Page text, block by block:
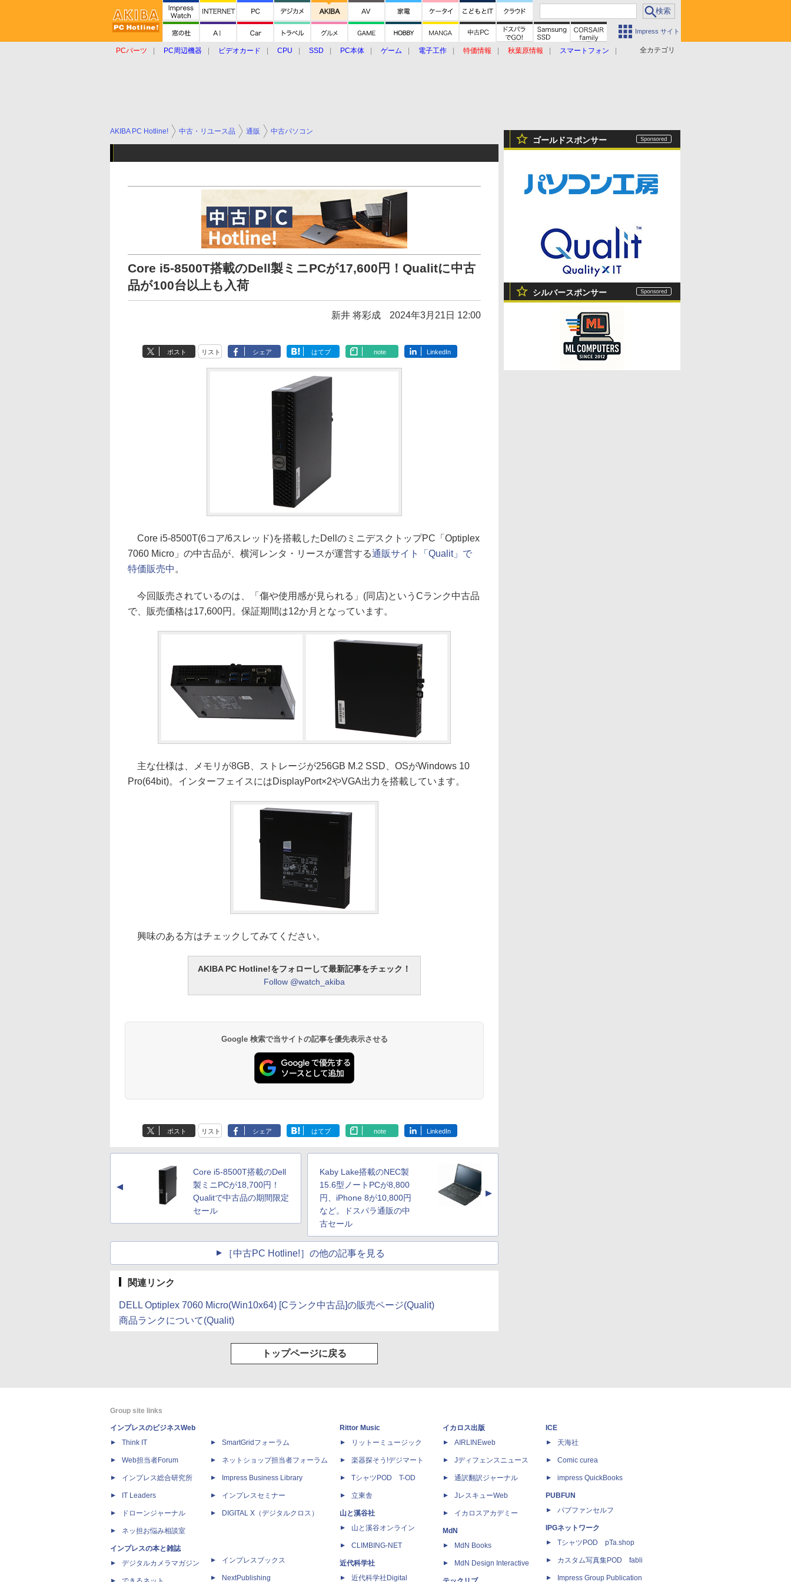
Impress サイト
全カテゴリ
PCパーツ PC周辺機器 ビデオカード CPU SSD PC本体 ゲーム 電子工作 特価情報 秋葉原情報
スマートフォン
ゴールドスポンサー
シルバースポンサー
AKIBA PC Hotline! 中古・リユース品 通販 中古パソコン
Core i5-8500T搭載のDell製ミニPCが17,600円！Qualitに中古
品が100台以上も入荷
新井 将彩成 2024年3月21日 12:00
ポスト リスト シェア はてブ note LinkedIn
Core i5-8500T(6コア/6スレッド)を搭載したDellのミニデスクトップPC「Optiplex
7060 Micro」の中古品が、横河レンタ・リースが運営する通販サイト「Qualit」で
特価販売中 。
今回販売されているのは、「傷や使用感が見られる」(同店)というCランク中古品
で、販売価格は17,600円。保証期間は12か月となっています。
主な仕様は、メモリが8GB、ストレージが256GB M.2 SSD、OSがWindows 10
Pro(64bit)。インターフェイスにはDisplayPort×2やVGA出力を搭載しています。
興味のある方はチェックしてみてください。
AKIBA PC Hotline!をフォローして最新記事をチェック！
Follow @watch_akiba
Google 検索で当サイトの記事を優先表示させる
ポスト リスト シェア はてブ note LinkedIn
▲
Core i5-8500T搭載のDell
製ミニPCが18,700円！
Qualitで中古品の期間限定
セール
Kaby Lake搭載のNEC製
15.6型ノートPCが8,800
円、iPhone 8が10,800円
など。ドスパラ通販の中
古セール
▲
［中古PC Hotline!］の他の記事を見る
関連リンク
DELL Optiplex 7060 Micro(Win10x64) [Cランク中古品]の販売ページ(Qualit)
商品ランクについて(Qualit)
トップページに戻る
Group site links
インプレスのビジネスWeb
Think IT
Web担当者Forum
インプレス総合研究所
IT Leaders
ドローンジャーナル
ネッ担お悩み相談室
インプレスの本と雑誌
デジタルカメラマガジン
SmartGridフォーラム
ネットショップ担当者フォーラム
Impress Business Library
インプレスセミナー
DIGITAL X（デジタルクロス）
インプレスブックス
NextPublishing
Rittor Music
リットーミュージック
楽器探そう!デジマート
TシャツPOD T-OD
立東舎
山と溪谷社
山と溪谷オンライン
CLIMBING-NET
近代科学社
近代科学社Digital
イカロス出版
AIRLINEweb
Jディフェンスニュース
通訳翻訳ジャーナル
JレスキューWeb
イカロスアカデミー
MdN
MdN Books
MdN Design Interactive
ICE
天海社
Comic curea
impress QuickBooks
PUBFUN
パブファンセルフ
IPGネットワーク
TシャツPOD pTa.shop
カスタム写真集POD fabli
Impress Group Publication